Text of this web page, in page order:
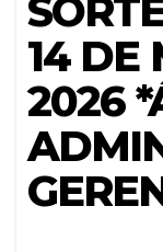
14 DE
2026